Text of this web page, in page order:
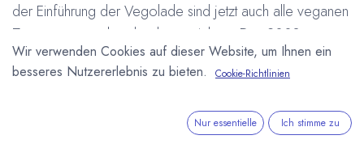
der Einführung der Vegolade sind jetzt auch alle veganen
Zutaten entsprechend gekennzeichnet. Das 2008
gegründete Unternehmen ist Marktführer für
personalisierte Tafelschokoladen im deutschsprachigen
www.chocri.de
Wir verwenden Cookies auf dieser Website, um Ihnen ein
besseres Nutzererlebnis zu bieten.
Cookie-Richtlinien
Nur essentielle Ich stimme zu